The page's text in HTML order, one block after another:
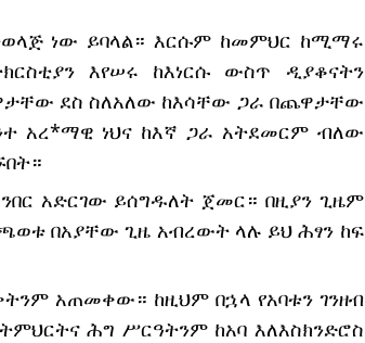
ነው ይባላል። እርሱም ከመምህር ከሚማሩ
እየሠሩ ከእነርሱ ውስጥ ዲያቆናትን
ደስ ስለአለው ከእሳቸው ጋራ በጨዋታቸው
አረ*ማዊ ነህና ከእኛ ጋራ አትደመርም ብለው
አድርገው ይሰግዱለት ጀመር። በዚያን ጊዜም
በአያቸው ጊዜ አብረውት ላሉ ይህ ሕፃን ከፍ
አጠመቀው። ከዚህም በኋላ የአባቱን ገንዘብ
ሕግ ሥርዓትንም ከአባ እለእስክንድሮስ